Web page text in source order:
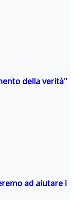
della verità"
ad aiutare i